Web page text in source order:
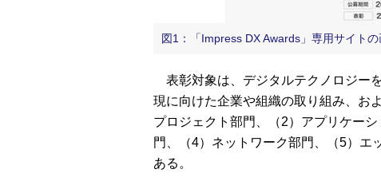
図1：「Impress DX Awards」専用サイトの
表彰対象は、デジタルテクノロジー
現に向けた企業や組織の取り組み、お
プロジェクト部門、（2）アプリケー
門、（4）ネットワーク部門、（5）エ
ある。